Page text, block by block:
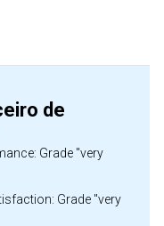
de
Grade "very
Grade "very